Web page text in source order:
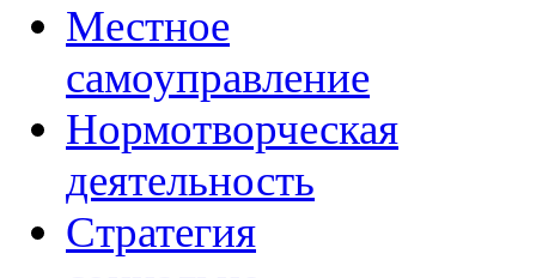
Местное
самоуправление
Нормотворческая
деятельность
Стратегия